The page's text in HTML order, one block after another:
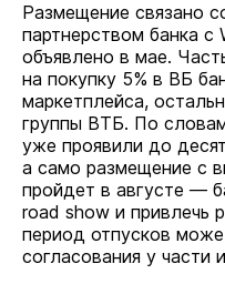
Размещение связано
партнерством банка с
объявлено в мае.
на покупку 5% в ВБ
маркетплейса,
группы ВТБ. По
уже проявили до
а само размещение с
пройдет в августе —
road show и привлечь
период отпусков
согласования у части